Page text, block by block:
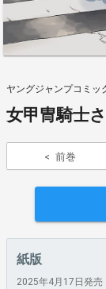
ヤングジャンプコミッ
女甲冑騎士
前巻
紙版
2025年4月17日発売